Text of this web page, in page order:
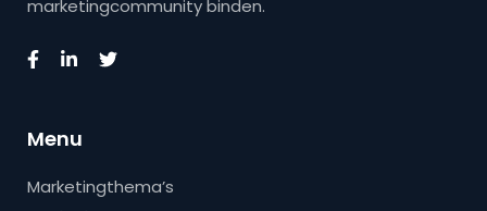
marketingcommunity binden.
Menu
Marketingthema’s